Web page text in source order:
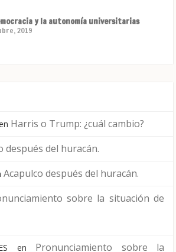
y la autonomía universitarias
2019
Harris o Trump: ¿cuál cambio?
después del huracán.
Acapulco después del huracán.
sobre la situación de
en Pronunciamiento sobre la